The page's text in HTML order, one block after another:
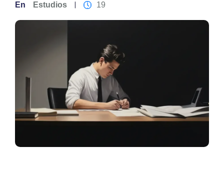
En
Estudios 19